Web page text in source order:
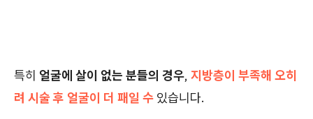
특히 얼굴에 살이 없는 분들의 경우, 지방층이 부족해 오히
려 시술 후 얼굴이 더 패일 수 있습니다.